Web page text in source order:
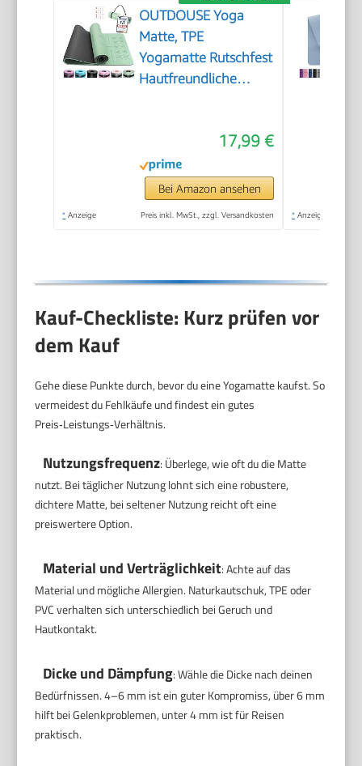
OUTDOUSE Yoga
Matte, TPE
Yogamatte Rutschfest
Hautfreundliche
Sportmatte Dicke
6mm, Fitnessmatte
Turnmatte Pilates
Matte mit Tragegurt
17,99 €
Bei Amazon ansehen
* Anzeige Preis inkl. MwSt., zzgl. Versandkosten * Anzeige
Kauf-Checkliste: Kurz prüfen vor
dem Kauf
Gehe diese Punkte durch, bevor du eine Yogamatte kaufst. So
vermeidest du Fehlkäufe und findest ein gutes
Preis‑Leistungs‑Verhältnis.
Nutzungsfrequenz: Überlege, wie oft du die Matte
nutzt. Bei täglicher Nutzung lohnt sich eine robustere,
dichtere Matte, bei seltener Nutzung reicht oft eine
preiswertere Option.
Material und Verträglichkeit: Achte auf das
Material und mögliche Allergien. Naturkautschuk, TPE oder
PVC verhalten sich unterschiedlich bei Geruch und
Hautkontakt.
Dicke und Dämpfung: Wähle die Dicke nach deinen
Bedürfnissen. 4–6 mm ist ein guter Kompromiss, über 6 mm
hilft bei Gelenkproblemen, unter 4 mm ist für Reisen
praktisch.